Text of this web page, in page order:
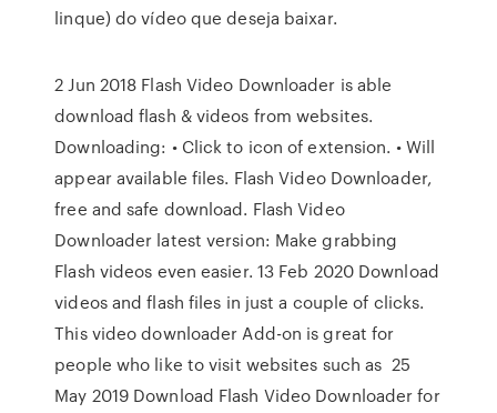
linque) do vídeo que deseja baixar.
2 Jun 2018 Flash Video Downloader is able
download flash & videos from websites.
Downloading: • Click to icon of extension. • Will
appear available files. Flash Video Downloader,
free and safe download. Flash Video
Downloader latest version: Make grabbing
Flash videos even easier. 13 Feb 2020 Download
videos and flash files in just a couple of clicks.
This video downloader Add-on is great for
people who like to visit websites such as 25
May 2019 Download Flash Video Downloader for